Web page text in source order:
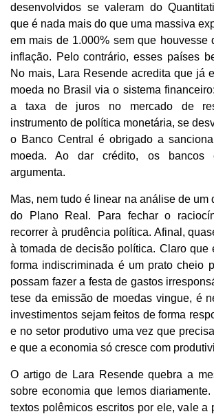
desenvolvidos se valeram do
que é nada mais do que uma massiva
em mais de 1.000% sem que houvesse
inflação. Pelo contrário, esses países
No mais, Lara Resende acredita que já
moeda no Brasil via o sistema
a taxa de juros no mercado de
instrumento de política monetária, se
o Banco Central é obrigado a
moeda. Ao dar crédito, os bancos
argumenta.
Mas, nem tudo é linear na análise de um
do Plano Real. Para fechar o
recorrer à prudência política. Afinal,
à tomada de decisão política. Claro que
forma indiscriminada é um prato cheio
possam fazer a festa de gastos
tese da emissão de moedas vingue, é
investimentos sejam feitos de forma
e no setor produtivo uma vez que
e que a economia só cresce com
O artigo de Lara Resende quebra a
sobre economia que lemos
textos polêmicos escritos por ele, vale a